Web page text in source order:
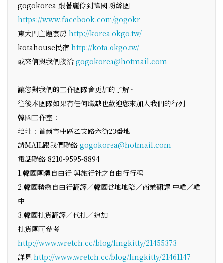
gogokorea 跟著麗伶到韓國 粉絲團
https://www.facebook.com/gogokr
東大門主題套房 http://korea.okgo.tw/
kotahouse民宿 http://kota.okgo.tw/
或來信與我們接洽 gogokorea@hotmail.com
讓您對我們的工作團隊會更加的了解~
往後本團隊如果有任何職缺也歡迎您來加入我們的行列
韓國工作室：
地址：首爾市中區乙支路六街23番地
請MAIL跟我們聯絡 gogokorea@hotmail.com
電話聯絡 8210-9595-8894
1.韓國團體自由行 與旅行社之自由行行程
2.韓國精緻自由行翻譯／韓國當地地陪／商業翻譯 中韓／韓
中
3.韓國批貨翻譯／代批／追加
批貨團可參考
http://www.wretch.cc/blog/lingkitty/21455373
詳見 http://www.wretch.cc/blog/lingkitty/21461147